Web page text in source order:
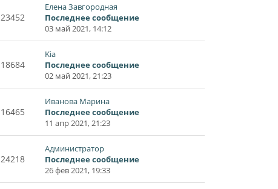
23452
Елена Завгородная
Последнее сообщение
03 май 2021, 14:12
18684
Kia
Последнее сообщение
02 май 2021, 21:23
16465
Иванова Марина
Последнее сообщение
11 апр 2021, 21:23
24218
Администратор
Последнее сообщение
26 фев 2021, 19:33